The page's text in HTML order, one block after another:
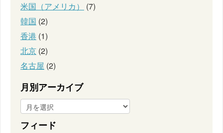
米国（アメリカ）
(7)
韓国 (2)
香港 (1)
北京 (2)
名古屋 (2)
月別アーカイブ
フィード